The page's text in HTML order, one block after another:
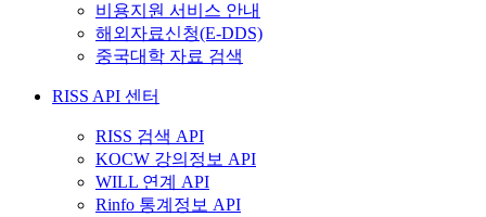
비용지원 서비스 안내
해외자료신청(E-DDS)
중국대학 자료 검색
RISS API 센터
RISS 검색 API
KOCW 강의정보 API
WILL 연계 API
Rinfo 통계정보 API